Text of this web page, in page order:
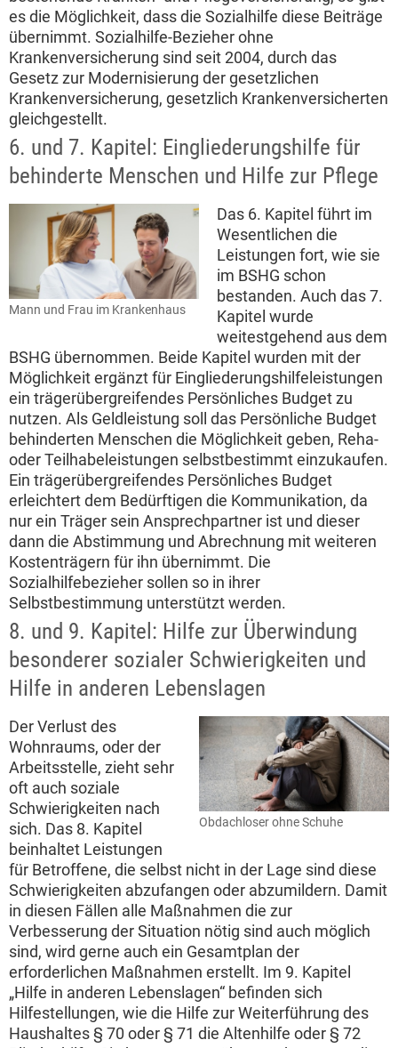
es die Möglichkeit, dass die Sozialhilfe diese Beiträge
übernimmt. Sozialhilfe-Bezieher ohne
Krankenversicherung sind seit 2004, durch das
Gesetz zur Modernisierung der gesetzlichen
Krankenversicherung, gesetzlich Krankenversicherten
gleichgestellt.
6. und 7. Kapitel: Eingliederungshilfe für
behinderte Menschen und Hilfe zur Pflege
Mann und Frau im Krankenhaus
Das 6. Kapitel führt im
Wesentlichen die
Leistungen fort, wie sie
im BSHG schon
bestanden. Auch das 7.
Kapitel wurde
weitestgehend aus dem
BSHG übernommen. Beide Kapitel wurden mit der
Möglichkeit ergänzt für Eingliederungshilfeleistungen
ein trägerübergreifendes Persönliches Budget zu
nutzen. Als Geldleistung soll das Persönliche Budget
behinderten Menschen die Möglichkeit geben, Reha-
oder Teilhabeleistungen selbstbestimmt einzukaufen.
Ein trägerübergreifendes Persönliches Budget
erleichtert dem Bedürftigen die Kommunikation, da
nur ein Träger sein Ansprechpartner ist und dieser
dann die Abstimmung und Abrechnung mit weiteren
Kostenträgern für ihn übernimmt. Die
Sozialhilfebezieher sollen so in ihrer
Selbstbestimmung unterstützt werden.
8. und 9. Kapitel: Hilfe zur Überwindung
besonderer sozialer Schwierigkeiten und
Hilfe in anderen Lebenslagen
Obdachloser ohne Schuhe
Der Verlust des
Wohnraums, oder der
Arbeitsstelle, zieht sehr
oft auch soziale
Schwierigkeiten nach
sich. Das 8. Kapitel
beinhaltet Leistungen
für Betroffene, die selbst nicht in der Lage sind diese
Schwierigkeiten abzufangen oder abzumildern. Damit
in diesen Fällen alle Maßnahmen die zur
Verbesserung der Situation nötig sind auch möglich
sind, wird gerne auch ein Gesamtplan der
erforderlichen Maßnahmen erstellt. Im 9. Kapitel
„Hilfe in anderen Lebenslagen“ befinden sich
Hilfestellungen, wie die Hilfe zur Weiterführung des
Haushaltes § 70 oder § 71 die Altenhilfe oder § 72